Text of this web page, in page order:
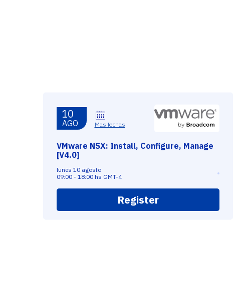
AGO
10
Mas fechas
VMware NSX: Install, Configure, Manage
[V4.0]
lunes 10 agosto
09:00 - 18:00 hs GMT-4
Register